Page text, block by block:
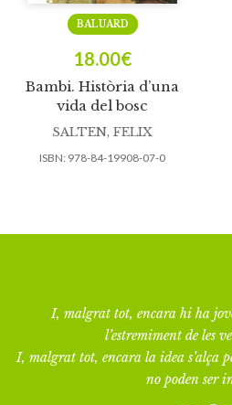
Bambi. Història d’una
vida del bosc
BALUARD
18.00€
SALTEN, FELIX
ISBN: 978-84-19908-07-0
I, malgrat tot, encara hi ha
l’estremiment de les
I, malgrat tot, encara la idea s’alça
no poden ser